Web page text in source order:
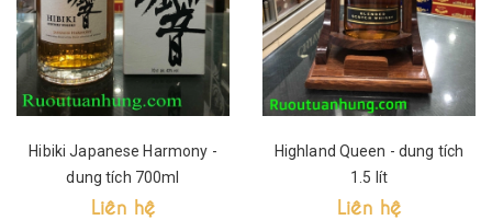
Hibiki Japanese Harmony -
dung tích 700ml
Liên hệ
Highland Queen - dung tích
1.5 lít
Liên hệ